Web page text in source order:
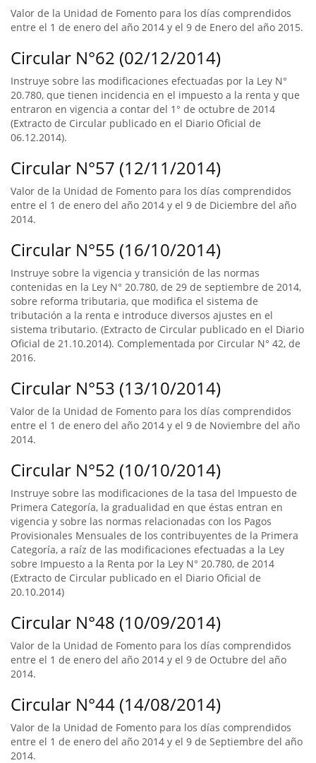
Valor de la Unidad de Fomento para los días comprendidos
entre el 1 de enero del año 2014 y el 9 de Enero del año 2015.
Circular N°62 (02/12/2014)
Instruye sobre las modificaciones efectuadas por la Ley N°
20.780, que tienen incidencia en el impuesto a la renta y que
entraron en vigencia a contar del 1° de octubre de 2014
(Extracto de Circular publicado en el Diario Oficial de
06.12.2014).
Circular N°57 (12/11/2014)
Valor de la Unidad de Fomento para los días comprendidos
entre el 1 de enero del año 2014 y el 9 de Diciembre del año
2014.
Circular N°55 (16/10/2014)
Instruye sobre la vigencia y transición de las normas
contenidas en la Ley N° 20.780, de 29 de septiembre de 2014,
sobre reforma tributaria, que modifica el sistema de
tributación a la renta e introduce diversos ajustes en el
sistema tributario. (Extracto de Circular publicado en el Diario
Oficial de 21.10.2014). Complementada por Circular N° 42, de
2016.
Circular N°53 (13/10/2014)
Valor de la Unidad de Fomento para los días comprendidos
entre el 1 de enero del año 2014 y el 9 de Noviembre del año
2014.
Circular N°52 (10/10/2014)
Instruye sobre las modificaciones de la tasa del Impuesto de
Primera Categoría, la gradualidad en que éstas entran en
vigencia y sobre las normas relacionadas con los Pagos
Provisionales Mensuales de los contribuyentes de la Primera
Categoría, a raíz de las modificaciones efectuadas a la Ley
sobre Impuesto a la Renta por la Ley N° 20.780, de 2014
(Extracto de Circular publicado en el Diario Oficial de
20.10.2014)
Circular N°48 (10/09/2014)
Valor de la Unidad de Fomento para los días comprendidos
entre el 1 de enero del año 2014 y el 9 de Octubre del año
2014.
Circular N°44 (14/08/2014)
Valor de la Unidad de Fomento para los días comprendidos
entre el 1 de enero del año 2014 y el 9 de Septiembre del año
2014.